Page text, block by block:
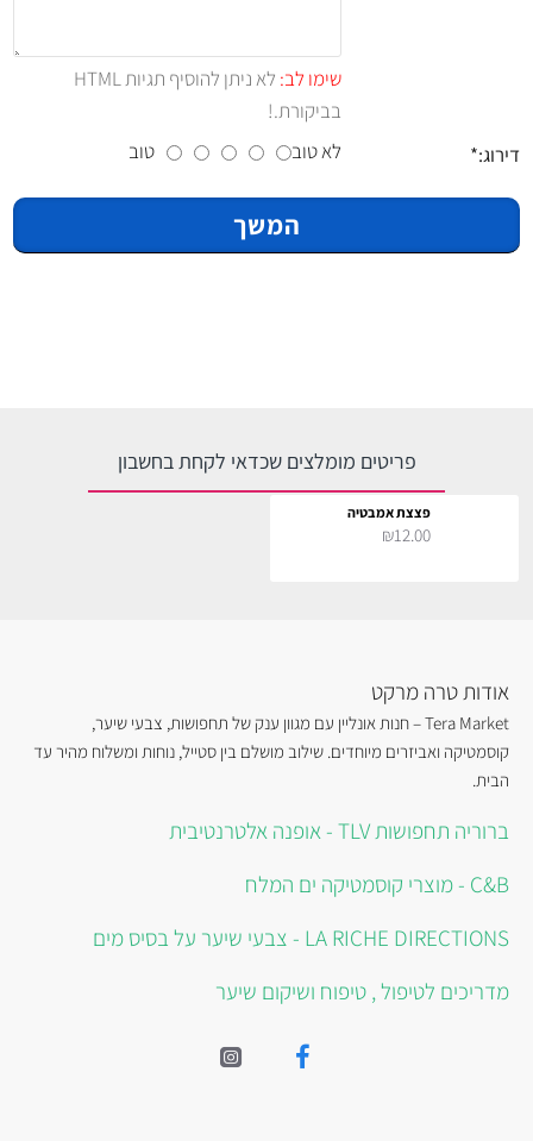
שימו לב:
לא ניתן להוסיף תגיות HTML
בביקורת.!
דירוג:
לא טוב טוב
המשך
פריטים מומלצים שכדאי לקחת בחשבון
פצצת אמבטיה
₪12.00
אודות טרה מרקט
Tera Market – חנות אונליין עם מגוון ענק של תחפושות, צבעי שיער,
קוסמטיקה ואביזרים מיוחדים. שילוב מושלם בין סטייל, נוחות ומשלוח מהיר עד
הבית.
ברוריה תחפושות TLV - אופנה אלטרנטיבית
C&B - מוצרי קוסמטיקה ים המלח
LA RICHE DIRECTIONS - צבעי שיער על בסיס מים
מדריכים לטיפול , טיפוח ושיקום שיער